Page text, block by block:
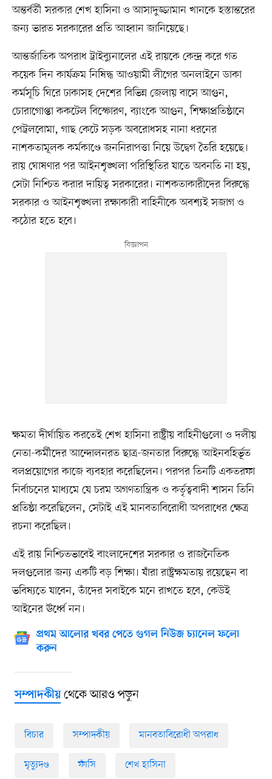
অন্তর্বর্তী সরকার শেখ হাসিনা ও আসাদুজ্জামান খানকে হস্তান্তরের
জন্য ভারত সরকারের প্রতি আহ্বান জানিয়েছে।
আন্তর্জাতিক অপরাধ ট্রাইব্যুনালের এই রায়কে কেন্দ্র করে গত
কয়েক দিন কার্যক্রম নিষিদ্ধ আওয়ামী লীগের অনলাইনে ডাকা
কর্মসূচি ঘিরে ঢাকাসহ দেশের বিভিন্ন জেলায় বাসে আগুন,
চোরাগোপ্তা ককটেল বিস্ফোরণ, ব্যাংকে আগুন, শিক্ষাপ্রতিষ্ঠানে
পেট্রলবোমা, গাছ কেটে সড়ক অবরোধসহ নানা ধরনের
নাশকতামূলক কর্মকাণ্ডে জননিরাপত্তা নিয়ে উদ্বেগ তৈরি হয়েছে।
রায় ঘোষণার পর আইনশৃঙ্খলা পরিস্থিতির যাতে অবনতি না হয়,
সেটা নিশ্চিত করার দায়িত্ব সরকারের। নাশকতাকারীদের বিরুদ্ধে
সরকার ও আইনশৃঙ্খলা রক্ষাকারী বাহিনীকে অবশ্যই সজাগ ও
কঠোর হতে হবে।
ক্ষমতা দীর্ঘায়িত করতেই শেখ হাসিনা রাষ্ট্রীয় বাহিনীগুলো ও দলীয়
নেতা-কর্মীদের আন্দোলনরত ছাত্র-জনতার বিরুদ্ধে আইনবহির্ভূত
বলপ্রয়োগের কাজে ব্যবহার করেছিলেন। পরপর তিনটি একতরফা
নির্বাচনের মাধ্যমে যে চরম অগণতান্ত্রিক ও কর্তৃত্ববাদী শাসন তিনি
প্রতিষ্ঠা করেছিলেন, সেটাই এই মানবতাবিরোধী অপরাধের ক্ষেত্র
রচনা করেছিল।
এই রায় নিশ্চিতভাবেই বাংলাদেশের সরকার ও রাজনৈতিক
দলগুলোর জন্য একটি বড় শিক্ষা। যাঁরা রাষ্ট্রক্ষমতায় রয়েছেন বা
ভবিষ্যতে যাবেন, তাঁদের সবাইকে মনে রাখতে হবে, কেউই
আইনের ঊর্ধ্বে নন।
প্রথম আলোর খবর পেতে গুগল নিউজ চ্যানেল ফলো
করুন
সম্পাদকীয়থেকে আরও পড়ুন
বিচার সম্পাদকীয় মানবতাবিরোধী অপরাধ
মৃত্যুদণ্ড ফাঁসি শেখ হাসিনা